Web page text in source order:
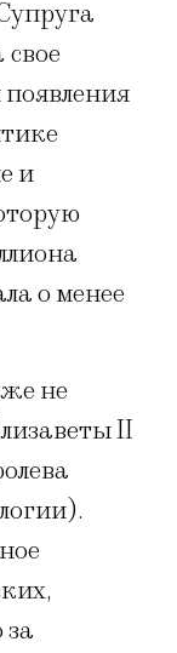
появления
и
о менее
не
II